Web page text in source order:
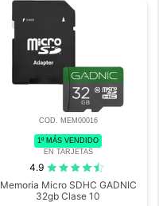
COD. MEM00016
1º MÁS VENDIDO
EN TARJETAS
4.9
Memoria Micro SDHC GADNIC
32gb Clase 10